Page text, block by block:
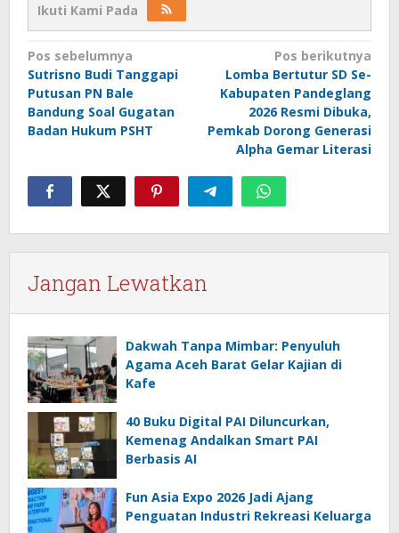
Ikuti Kami Pada
Navigasi
pos
Pos sebelumnya
Sutrisno Budi Tanggapi
Putusan PN Bale
Bandung Soal Gugatan
Badan Hukum PSHT
Pos berikutnya
Lomba Bertutur SD Se-
Kabupaten Pandeglang
2026 Resmi Dibuka,
Pemkab Dorong Generasi
Alpha Gemar Literasi
Jangan Lewatkan
Dakwah Tanpa Mimbar: Penyuluh
Agama Aceh Barat Gelar Kajian di
Kafe
40 Buku Digital PAI Diluncurkan,
Kemenag Andalkan Smart PAI
Berbasis AI
Fun Asia Expo 2026 Jadi Ajang
Penguatan Industri Rekreasi Keluarga